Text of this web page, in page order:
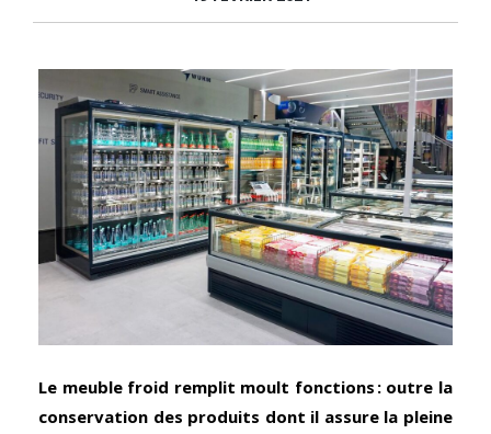
Le meuble froid remplit moult fonctions : outre la
conservation des produits dont il assure la pleine